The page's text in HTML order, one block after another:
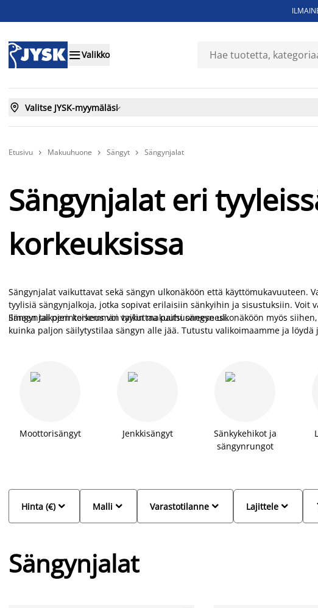
Valikko
 Valitse JYSK-myymäläsi
Etusivu  Makuuhuone  Sängyt  Sängynjalat
Sängynjalat eri
korkeuksissa
Sängynjalat vaikuttavat sekä sängyn ulkonäköön että käyttömukavuuteen.
tyylisiä sängynjalkoja, jotka sopivat erilaisiin sänkyihin ja sisustuksiin. Voit
ilmeen tai perinteisemmän tyylin makuuhuoneeseesi.
Sängynjalkojen korkeus voi vaikuttaa paitsi sängyn ulkonäköön myös
kuinka paljon säilytystilaa sängyn alle jää. Tutustu valikoimaamme ja
Moottorisängyt Jenkkisängyt
Sänkykehikot ja
sängynrungot

Hinta (€) 
Malli 
Varastotilanne 
Lajittele
Sängynjalat